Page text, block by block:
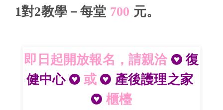
1對2教學－每堂 700 元。
即日起開放報名，請親洽
復
健中心
或
產後護理之家
櫃檯